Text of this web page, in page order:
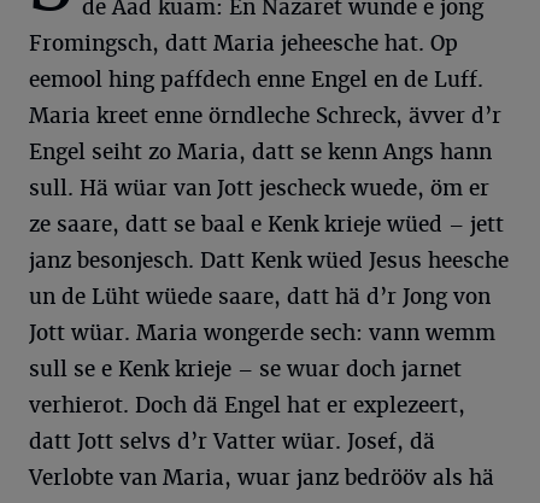
de Äad kuam: En Nazaret wunde e jong
Fromingsch, datt Maria jeheesche hat. Op
eemool hing paffdech enne Engel en de Luff.
Maria kreet enne örndleche Schreck, ävver d’r
Engel seiht zo Maria, datt se kenn Angs hann
sull. Hä wüar van Jott jescheck wuede, öm er
ze saare, datt se baal e Kenk krieje wüed – jett
janz besonjesch. Datt Kenk wüed Jesus heesche
un de Lüht wüede saare, datt hä d’r Jong von
Jott wüar. Maria wongerde sech: vann wemm
sull se e Kenk krieje – se wuar doch jarnet
verhierot. Doch dä Engel hat er explezeert,
datt Jott selvs d’r Vatter wüar. Josef, dä
Verlobte van Maria, wuar janz bedrööv als hä